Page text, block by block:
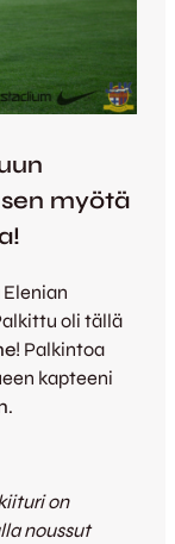
myötä
oli tällä
! Palkintoa
kapteeni
.
on
noussut